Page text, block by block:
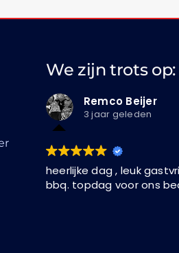
We zijn trots op:
Remco Beijer
3 jaar geleden
heerlijke dag , leuk
bbq. topdag voor ons